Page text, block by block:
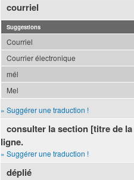
courriel
Suggestions
Courriel
Courrier électronique
mél
Mel
» Suggérer une traduction !
consulter la section [titre de
ligne.
» Suggérer une traduction !
déplié